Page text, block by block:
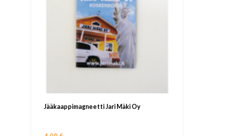
Jääkaappimagneetti Jari Mäki Oy